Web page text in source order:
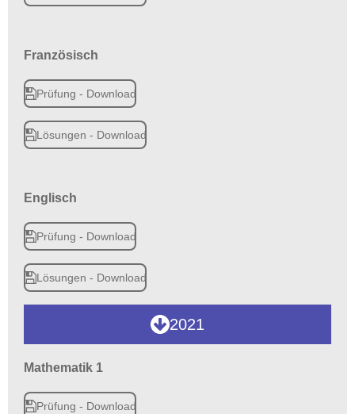
Französisch
Prüfung - Download
Lösungen - Download
Englisch
Prüfung - Download
Lösungen - Download
2021
Mathematik 1
Prüfung - Download